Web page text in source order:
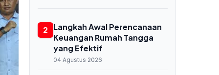
2
Langkah Awal Perencanaan
Keuangan Rumah Tangga
yang Efektif
04 Agustus 2026